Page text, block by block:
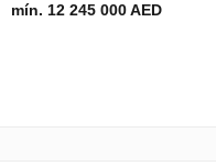
mín. 12 245 000 AED